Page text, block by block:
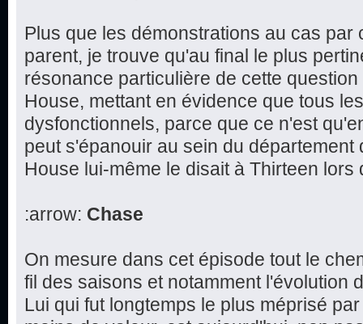
Plus que les démonstrations au cas par
parent, je trouve qu'au final le plus
résonance particulière de cette
House, mettant en évidence que tous
dysfonctionnels, parce que ce n'est
peut s'épanouir au sein du département
House lui-même le disait à Thirteen lors
:arrow: Chase
On mesure dans cet épisode tout le
fil des saisons et notamment l'évolution
Lui qui fut longtemps le plus méprisé